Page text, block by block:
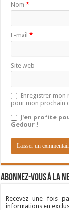
Nom*
E-mail*
Site web
Enregistrer mon
pour mon prochain
J'en profite
Gedour !
Abonnez-vous à la
Recevez une fois
informations en